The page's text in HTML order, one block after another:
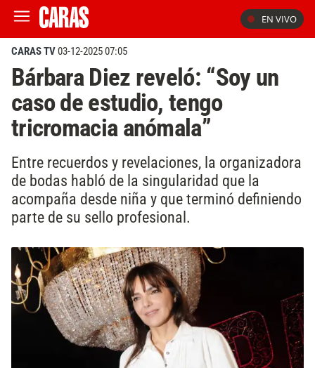
EN VIVO
CARAS TV03-12-2025 07:05
Bárbara Diez reveló: “Soy un
caso de estudio, tengo
tricromacia anómala”
Entre recuerdos y revelaciones, la organizadora
de bodas habló de la singularidad que la
acompaña desde niña y que terminó definiendo
parte de su sello profesional.